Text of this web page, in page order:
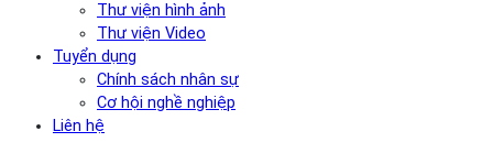
Thư viện hình ảnh
Thư viện Video
Tuyển dụng
Chính sách nhân sự
Cơ hội nghề nghiệp
Liên hệ